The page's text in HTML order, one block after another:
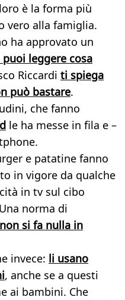
è la forma più
vero alla famiglia.
ha approvato un
puoi leggere cosa
Riccardi ti spiega
può bastare.
che fanno
le ha messe in fila e –
e patatine fanno
in vigore da qualche
in tv sul cibo
norma di
si fa nulla in
invece: li usano
, anche se a questi
ai bambini. Che